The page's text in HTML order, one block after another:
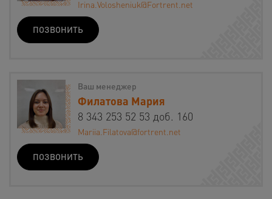
Irina.Volosheniuk@Fortrent.net
ПОЗВОНИТЬ
Ваш менеджер
Филатова Мария
8 343 253 52 53 доб. 160
Mariia.Filatova@fortrent.net
ПОЗВОНИТЬ